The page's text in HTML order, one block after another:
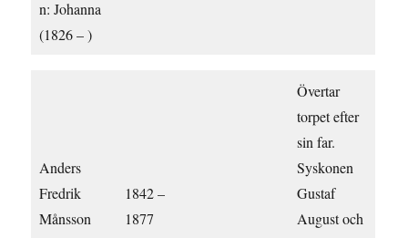
n: Johanna
(1826 – )
Anders
Fredrik
Månsson
1842 –
1877
Övertar
torpet efter
sin far.
Syskonen
Gustaf
August och